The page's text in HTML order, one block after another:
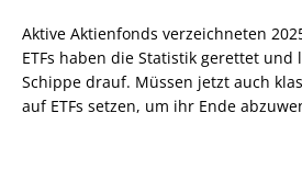
Aktive Aktienfonds verzeichneten
ETFs haben die Statistik gerettet und
Schippe drauf. Müssen jetzt auch
auf ETFs setzen, um ihr Ende